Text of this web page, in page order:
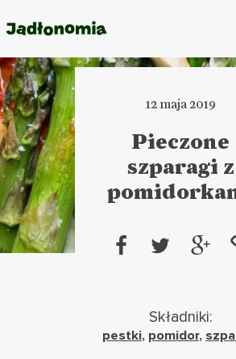
ARTYKUŁY
KSIĄŻKI
KONTAKT
12 maja 2019
Pieczone
szparagi z
Składniki:
pestki, pomidor,